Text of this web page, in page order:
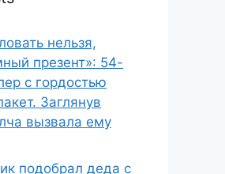
нельзя,
презент»: 54-
с гордостью
Заглянув
вызвала ему
подобрал деда с